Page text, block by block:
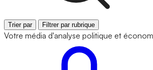
Trier par Filtrer par rubrique
Votre média d'analyse politique et